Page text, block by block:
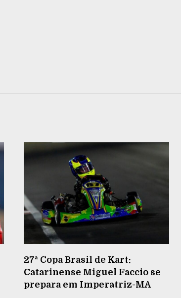
27ª Copa Brasil de Kart:
Catarinense Miguel Faccio se
prepara em Imperatriz-MA